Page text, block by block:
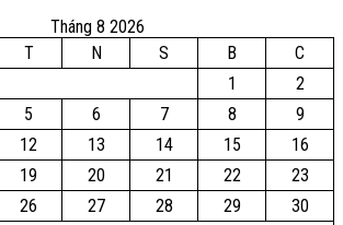
Tháng 8 2026
T N S B
C
1
2
5 6 7 8
9
12 13 14 15
16
19 20 21 22
23
26 27 28 29
30